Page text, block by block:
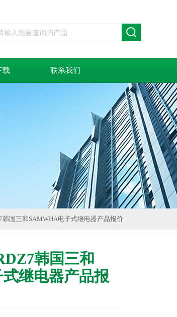
载 联系我们
韩国三和SAMWHA电子式继电器产品报价
韩国三和
继电器产品报